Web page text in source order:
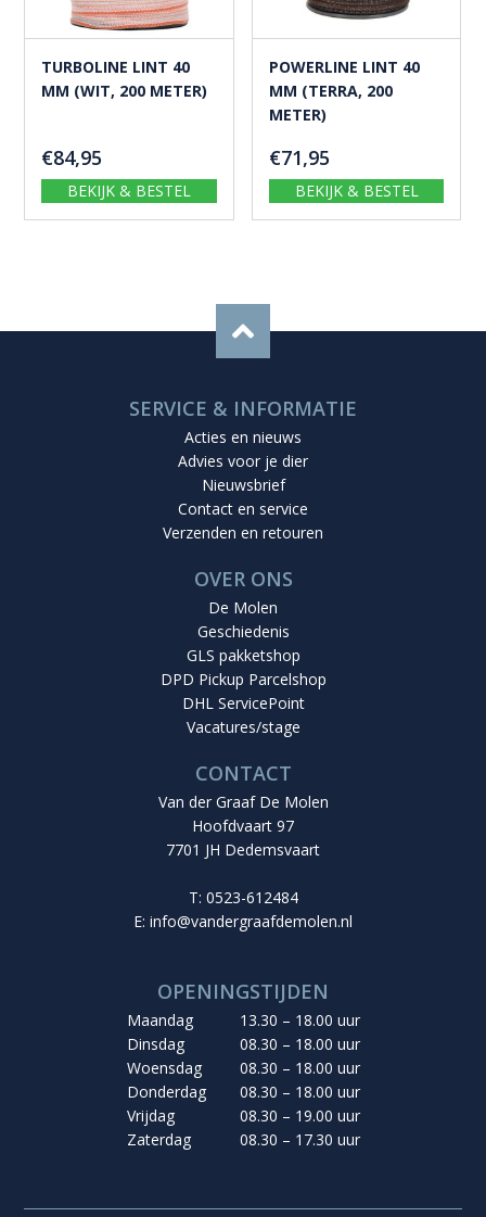
TURBOLINE LINT 40
MM (WIT, 200 METER)
€84,95
BEKIJK & BESTEL
POWERLINE LINT 40
MM (TERRA, 200
METER)
€71,95
BEKIJK & BESTEL
SERVICE & INFORMATIE
Acties en nieuws
Advies voor je dier
Nieuwsbrief
Contact en service
Verzenden en retouren
OVER ONS
De Molen
Geschiedenis
GLS pakketshop
DPD Pickup Parcelshop
DHL ServicePoint
Vacatures/stage
CONTACT
Van der Graaf De Molen
Hoofdvaart 97
7701 JH Dedemsvaart
T: 0523-612484
E: info@vandergraafdemolen.nl
OPENINGSTIJDEN
Maandag
13.30 – 18.00 uur
Dinsdag
08.30 – 18.00 uur
Woensdag
08.30 – 18.00 uur
Donderdag
08.30 – 18.00 uur
Vrijdag
08.30 – 19.00 uur
Zaterdag
08.30 – 17.30 uur